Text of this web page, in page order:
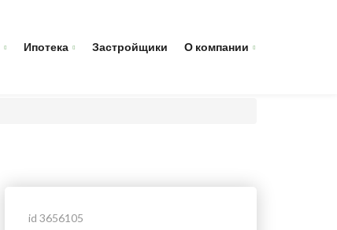
Ипотека Застройщики О компании
id 3656105